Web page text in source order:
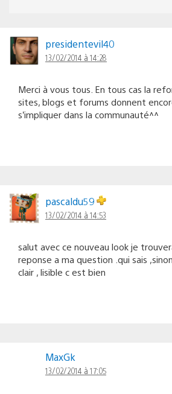
presidentevil40
13/02/2014 à 14:28
Merci à vous tous. En tous cas la
sites, blogs et forums donnent
s’impliquer dans la communauté^^
pascaldu59
13/02/2014 à 14:53
salut avec ce nouveau look je
reponse a ma question .qui sais
clair , lisible c est bien
MaxGk
13/02/2014 à 17:05